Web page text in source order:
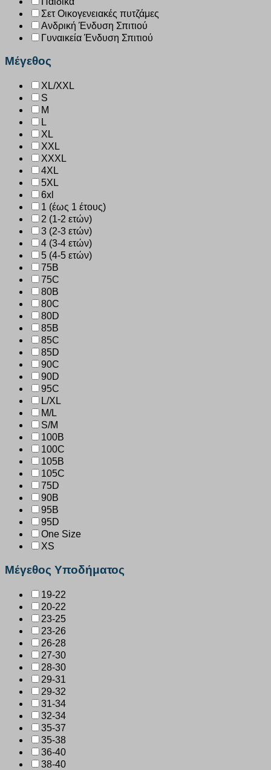
Σετ Οικογενειακές πυτζάμες
Ανδρική Ένδυση Σπιτιού
Γυναικεία Ένδυση Σπιτιού
Μέγεθος
XL/XXL
S
M
L
XL
XXL
XXXL
4XL
5XL
6xl
1 (έως 1 έτους)
2 (1-2 ετών)
3 (2-3 ετών)
4 (3-4 ετών)
5 (4-5 ετών)
75B
75C
80B
80C
80D
85B
85C
85D
90C
90D
95C
L/XL
M/L
S/M
100B
100C
105B
105C
75D
90B
95B
95D
One Size
XS
Μέγεθος Υποδήματος
19-22
20-22
23-25
23-26
26-28
27-30
28-30
29-31
29-32
31-34
32-34
35-37
35-38
36-40
38-40